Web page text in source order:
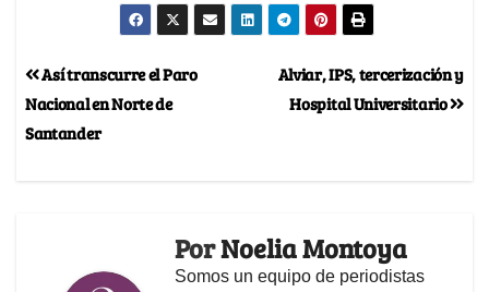
Alviar, IPS, tercerización y
Hospital Universitario
Así transcurre el Paro
Nacional en Norte de
Santander
PorNoelia Montoya
Somos un equipo de periodistas